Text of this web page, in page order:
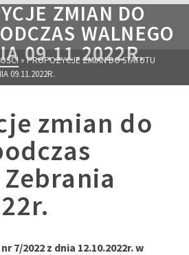
ZMIAN DO
WALNEGO
09.11.2022R.
» PROPOZYCJE ZMIAN DO STATUTU
09.11.2022R.
zmian do
7/2022 z dnia 12.10.2022r.w